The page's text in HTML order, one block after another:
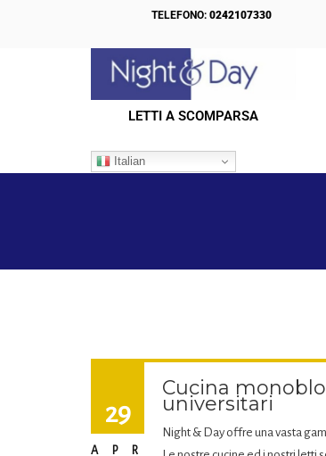
TELEFONO:0242107330
LETTI A SCOMPARSA
Italian
IL NOSTRO
29
APR
Cucina
universitari
Night & Day offre una vasta